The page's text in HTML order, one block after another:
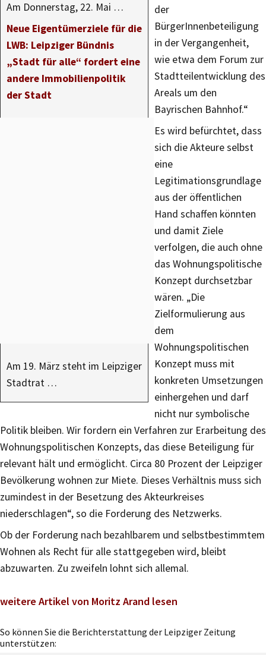
Am Donnerstag, 22. Mai …
Neue Eigentümerziele für die
LWB: Leipziger Bündnis
„Stadt für alle“ fordert eine
andere Immobilienpolitik
der Stadt
Am 19. März steht im Leipziger
Stadtrat …
der
BürgerInnenbeteiligung
in der Vergangenheit,
wie etwa dem Forum zur
Stadtteilentwicklung des
Areals um den
Bayrischen Bahnhof.“
Es wird befürchtet, dass
sich die Akteure selbst
eine
Legitimationsgrundlage
aus der öffentlichen
Hand schaffen könnten
und damit Ziele
verfolgen, die auch ohne
das Wohnungspolitische
Konzept durchsetzbar
wären. „Die
Zielformulierung aus
dem
Wohnungspolitischen
Konzept muss mit
konkreten Umsetzungen
einhergehen und darf
nicht nur symbolische
Politik bleiben. Wir fordern ein Verfahren zur Erarbeitung des
Wohnungspolitischen Konzepts, das diese Beteiligung für
relevant hält und ermöglicht. Circa 80 Prozent der Leipziger
Bevölkerung wohnen zur Miete. Dieses Verhältnis muss sich
zumindest in der Besetzung des Akteurkreises
niederschlagen“, so die Forderung des Netzwerks.
Ob der Forderung nach bezahlbarem und selbstbestimmtem
Wohnen als Recht für alle stattgegeben wird, bleibt
abzuwarten. Zu zweifeln lohnt sich allemal.
weitere Artikel von Moritz Arand lesen
So können Sie die Berichterstattung der Leipziger Zeitung
unterstützen: